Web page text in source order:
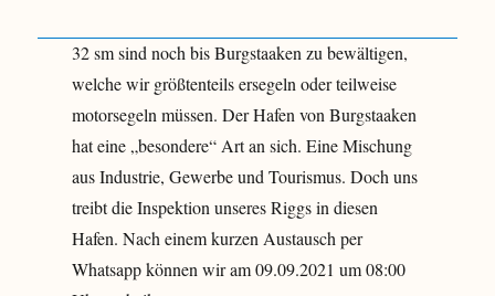
32 sm sind noch bis Burgstaaken zu bewältigen,
welche wir größtenteils ersegeln oder teilweise
motorsegeln müssen. Der Hafen von Burgstaaken
hat eine „besondere“ Art an sich. Eine Mischung
aus Industrie, Gewerbe und Tourismus. Doch uns
treibt die Inspektion unseres Riggs in diesen
Hafen. Nach einem kurzen Austausch per
Whatsapp können wir am 09.09.2021 um 08:00